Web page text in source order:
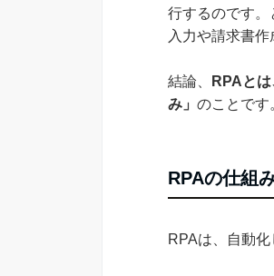
行するのです。
入力や請求書作
結論、
RPAと
み」 のことです
RPAの仕組
RPAは、自動